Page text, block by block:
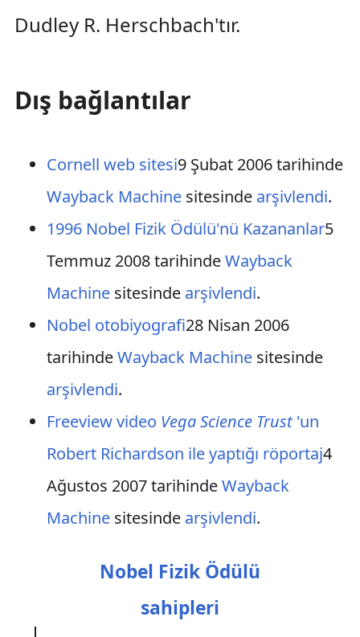
Dudley R. Herschbach'tır.
Dış bağlantılar
Cornell web sitesi9 Şubat 2006 tarihinde
Wayback Machinesitesinde arşivlendi.
1996 Nobel Fizik Ödülü'nü Kazananlar5
Temmuz 2008 tarihindeWayback
Machinesitesinde arşivlendi.
Nobel otobiyografi28 Nisan 2006
tarihindeWayback Machinesitesinde
arşivlendi.
Freeview video Vega Science Trust'un
Robert Richardson ile yaptığı röportaj4
Ağustos 2007 tarihindeWayback
Machinesitesinde arşivlendi.
Nobel Fizik Ödülü
sahipleri